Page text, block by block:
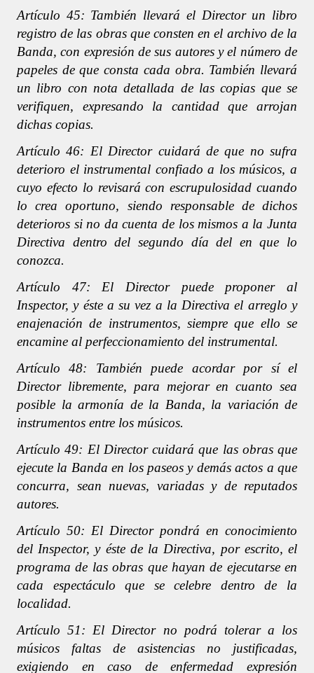
Artículo 45: También llevará el Director un libro
registro de las obras que consten en el archivo de la
Banda, con expresión de sus autores y el número de
papeles de que consta cada obra. También llevará
un libro con nota detallada de las copias que se
verifiquen, expresando la cantidad que arrojan
dichas copias.
Artículo 46: El Director cuidará de que no sufra
deterioro el instrumental confiado a los músicos, a
cuyo efecto lo revisará con escrupulosidad cuando
lo crea oportuno, siendo responsable de dichos
deterioros si no da cuenta de los mismos a la Junta
Directiva dentro del segundo día del en que lo
conozca.
Artículo 47: El Director puede proponer al
Inspector, y éste a su vez a la Directiva el arreglo y
enajenación de instrumentos, siempre que ello se
encamine al perfeccionamiento del instrumental.
Artículo 48: También puede acordar por sí el
Director libremente, para mejorar en cuanto sea
posible la armonía de la Banda, la variación de
instrumentos entre los músicos.
Artículo 49: El Director cuidará que las obras que
ejecute la Banda en los paseos y demás actos a que
concurra, sean nuevas, variadas y de reputados
autores.
Artículo 50: El Director pondrá en conocimiento
del Inspector, y éste de la Directiva, por escrito, el
programa de las obras que hayan de ejecutarse en
cada espectáculo que se celebre dentro de la
localidad.
Artículo 51: El Director no podrá tolerar a los
músicos faltas de asistencias no justificadas,
exigiendo en caso de enfermedad expresión